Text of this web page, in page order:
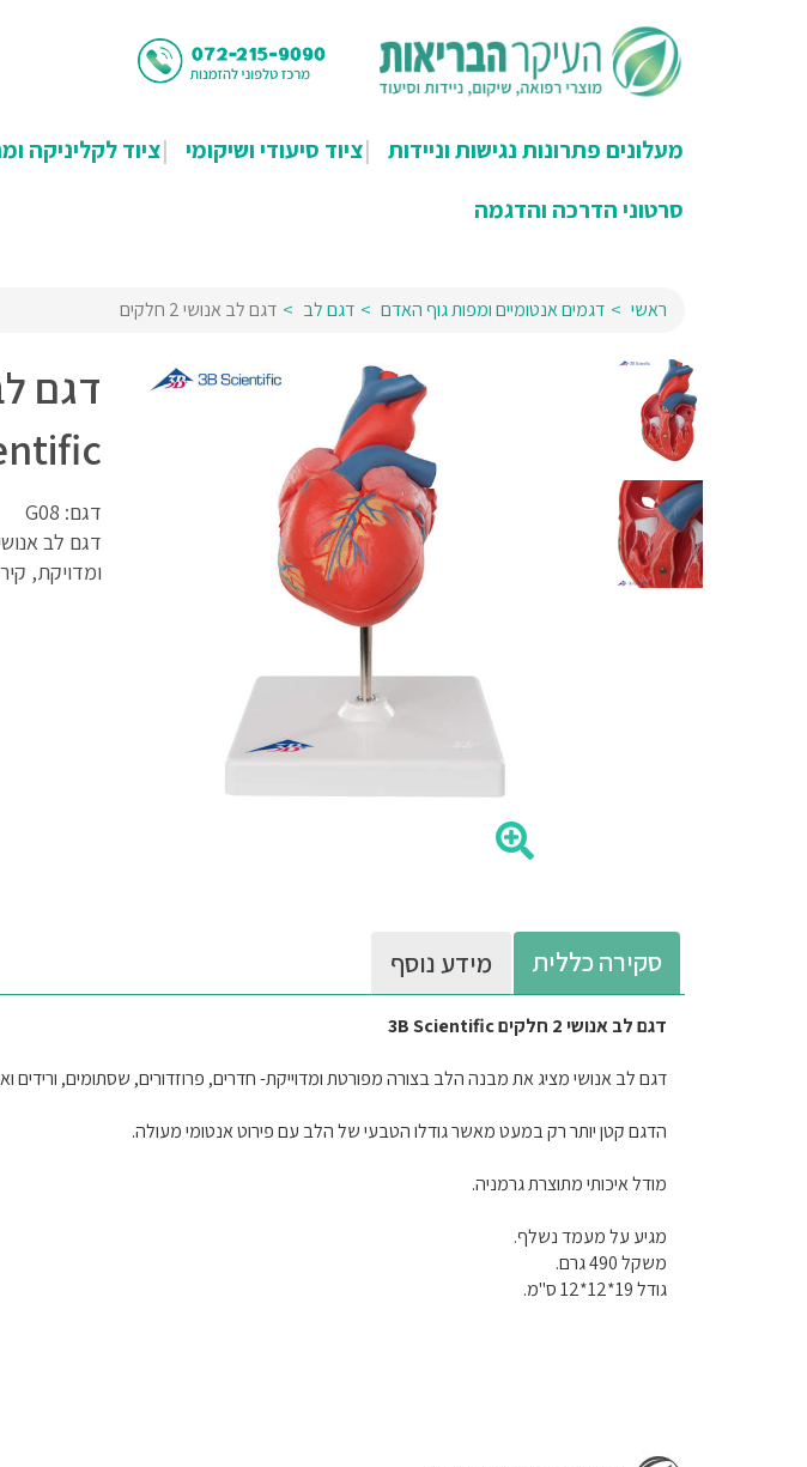
מעלונים פתרונות נגישות וניידות ציוד סיעודי ושיקומי ציוד לקליניקה
סרטוני הדרכה והדגמה
ראשי דגמים אנטומיים ומפות גוף האדם דגם לב דגם לב אנושי 2 חלקים
דגם: G08
דגם לב
ומדויקת,
סקירה כללית מידע נוסף
דגם לב אנושי 2 חלקים 3B Scientific
דגם לב אנושי מציג את מבנה הלב בצורה מפורטת ומדוייקת- חדרים, פרוזדורים, שסתומים,
הדגם קטן יותר רק במעט מאשר גודלו הטבעי של הלב עם פירוט אנטומי מעולה.
מודל איכותי מתוצרת גרמניה.
מגיע על מעמד נשלף.
משקל 490 גרם.
גודל 19*12*12 ס"מ.